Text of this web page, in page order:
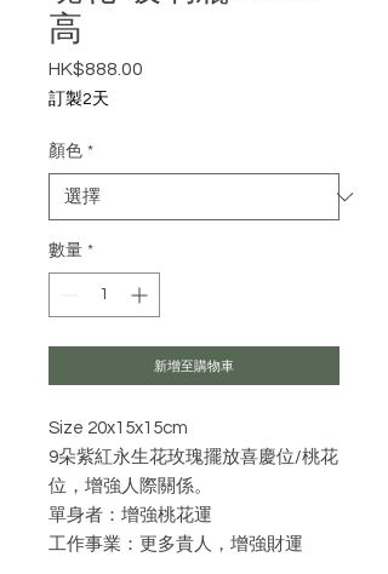
高
HK$888.00
訂製2天
顏色 *
數量 *
新增至購物車
Size 20x15x15cm
9朵紫紅永生花玫瑰擺放喜慶位/桃花
位，增強人際關係。
單身者：增強桃花運
工作事業：更多貴人，增強財運